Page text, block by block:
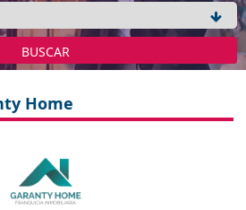
BUSCAR
Home